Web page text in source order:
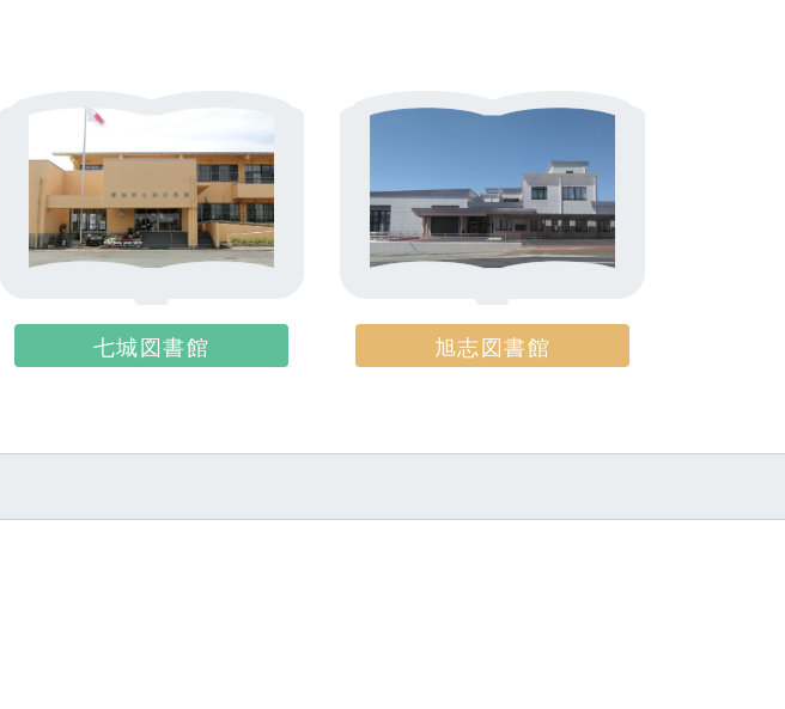
七城図書館 旭志図書館